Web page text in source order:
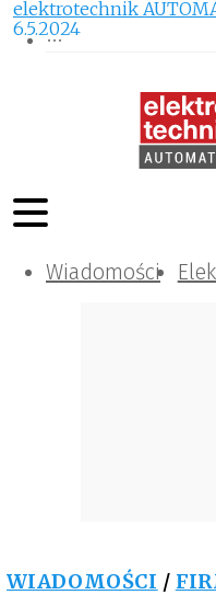
Wiadomości
Komunikacja i IT
Kontrola
Tematy specjalne
WIADOMOŚCI /
elektrotechnik
6.5.2024